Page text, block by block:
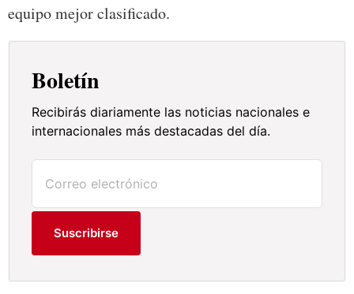
equipo mejor clasificado.
Boletín
Recibirás diariamente las noticias nacionales e
internacionales más destacadas del día.
Suscribirse